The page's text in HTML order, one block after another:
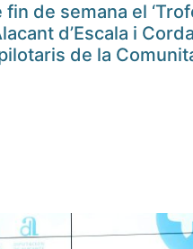
de semana el
d’Escala i
de la